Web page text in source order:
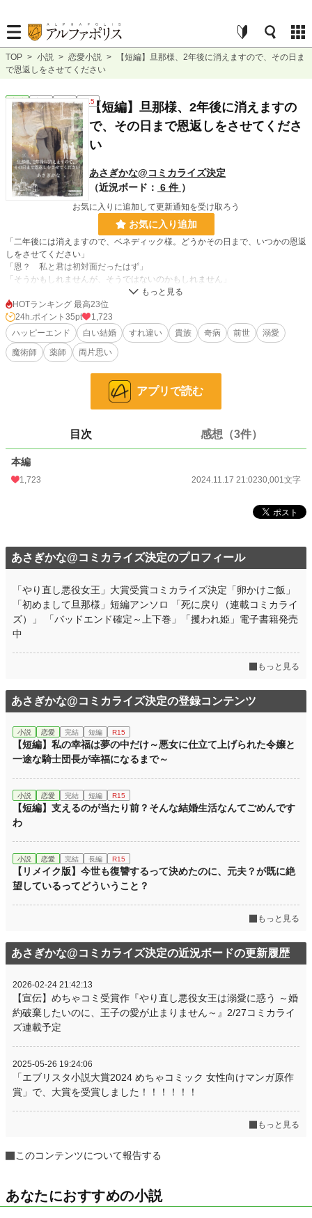
TOP > 小説 > 恋愛小説 >
【短編】旦那様、2年後に消えますので、その日ま
で恩返しをさせてください
恋愛 完結 短編 R15【短編】旦那様、2年後に消えますの
で、その日まで恩返しをさせてくださ
い
あさぎかな@コミカライズ決定
（近況ボード： 6 件 ）
お気に入りに追加して更新通知を受け取ろう
お気に入り追加
「二年後には消えますので、ベネディック様。どうかその日まで、いつかの恩返
しをさせてください」
「恩？ 私と君は初対面だったはず」
「そうかもしれませんが、そうではないのかもしれません」
「意味がわからない──が、これでアルフの、弟の奇病も治るのならいいだろ
う」
奇病を癒すため魔法都市、最後の薬師フェリーネはベネディック・バルテルスと
契約結婚を持ちかける。
彼女の目的は遺産目当てや、玉の輿ではなく──？
19,556 位 / 228,704 件
8,510 位 / 66,347 件
574
24h.ポイント
文字数
初回完結日時 2024.11.17 21:02
月間ポイント 2,429 pt (14,071 位)
年間ポイント
累計ポイント 264,668 pt (16,604 位)
HOTランキング 最高23位
24h.ポイント 35pt
1,723
ハッピーエンド
白い結婚 すれ違い 貴族 奇病 前世
溺愛
魔術師
薬師 両片思い
アプリで読む
目次 感想（3件）
本編
1,723 2024.11.17 21:0230,001文字
あさぎかな@コミカライズ決定のプロフィール
「やり直し悪役女王」大賞受賞コミカライズ決定「卵かけご飯」
「初めまして旦那様」短編アンソロ 「死に戻り（連載コミカライ
ズ）」 「バッドエンド確定～上下巻」「攫われ姫」電子書籍発売
中
もっと見る
あさぎかな@コミカライズ決定の登録コンテンツ
小説 恋愛 完結 短編 R15
【短編】私の幸福は夢の中だけ～悪女に仕立て上げられた令嬢と
一途な騎士団長が幸福になるまで～
小説 恋愛 完結 短編 R15
【短編】支えるのが当たり前？そんな結婚生活なんてごめんです
わ
小説 恋愛 完結 長編 R15
【リメイク版】今世も復讐するって決めたのに、元夫？が既に絶
望しているってどういうこと？
もっと見る
あさぎかな@コミカライズ決定の近況ボードの更新履歴
2026-02-24 21:42:13
【宣伝】めちゃコミ受賞作『やり直し悪役女王は溺愛に惑う ～婚
約破棄したいのに、王子の愛が止まりません～』2/27コミカライ
ズ連載予定
2025-05-26 19:24:06
「エブリスタ小説大賞2024 めちゃコミック 女性向けマンガ原作
賞」で、大賞を受賞しました！！！！！！
もっと見る
このコンテンツについて報告する
あなたにおすすめの小説